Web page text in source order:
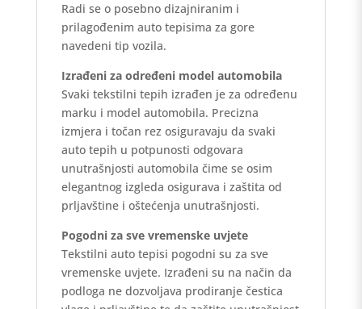
Radi se o posebno dizajniranim i
prilagođenim auto tepisima za gore
navedeni tip vozila.
Izrađeni za određeni model automobila
Svaki tekstilni tepih izrađen je za određenu
marku i model automobila. Precizna
izmjera i točan rez osiguravaju da svaki
auto tepih u potpunosti odgovara
unutrašnjosti automobila čime se osim
elegantnog izgleda osigurava i zaštita od
prljavštine i oštećenja unutrašnjosti.
Pogodni za sve vremenske uvjete
Tekstilni auto tepisi pogodni su za sve
vremenske uvjete. Izrađeni su na način da
podloga ne dozvoljava prodiranje čestica